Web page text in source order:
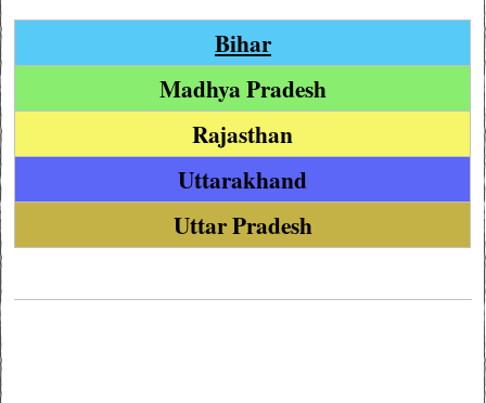
Bihar
Madhya Pradesh
Rajasthan
Uttarakhand
Uttar Pradesh